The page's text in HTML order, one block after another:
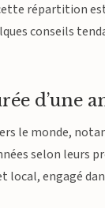
répartition
conseils
d’une
le monde,
selon leurs
engagé